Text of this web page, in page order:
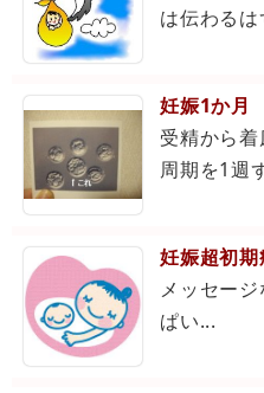
は伝わるは
妊娠1か月
受精から
周期を1週
妊娠超初
メッセー
ぱい...